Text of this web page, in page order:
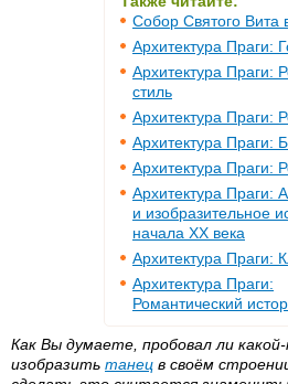
Собор Святого Вита
Архитектура Праги:
Архитектура Праги:
стиль
Архитектура Праги:
Архитектура Праги:
Архитектура Праги:
Архитектура Праги:
и изобразительное
начала ХХ века
Архитектура Праги:
Архитектура Праги:
Романтический
Как Вы думаете, пробовал ли
изобразить танец в своём